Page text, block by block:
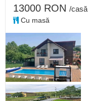
13000 RON /casă
Cu masă